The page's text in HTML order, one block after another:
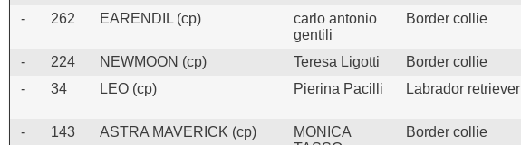
- 262 EARENDIL (cp)
carlo antonio
gentili
Border collie
- 224 NEWMOON (cp) Teresa Ligotti Border collie
-
34 LEO (cp) Pierina Pacilli Labrador retriever
- 143 ASTRA MAVERICK (cp)
MONICA
Border collie